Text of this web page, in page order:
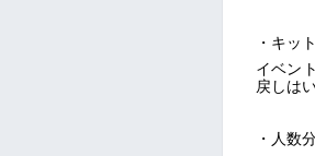
・キッ
イベン
戻しは
・人数